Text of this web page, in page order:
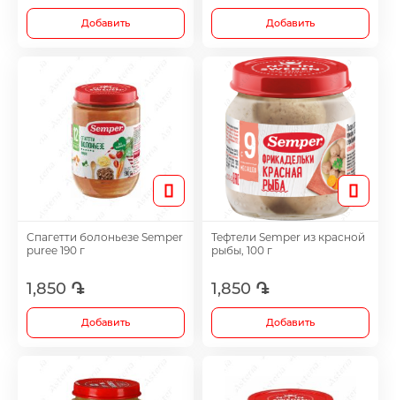
Добавить Добавить
Спагетти болоньезе Semper
puree 190 г
1,850 ֏
Добавить
Тефтели Semper из красной
рыбы, 100 г
1,850 ֏
Добавить